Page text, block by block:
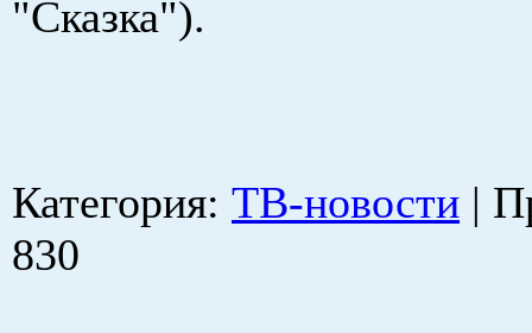
"Сказка").
Категория: ТВ-новости |
830